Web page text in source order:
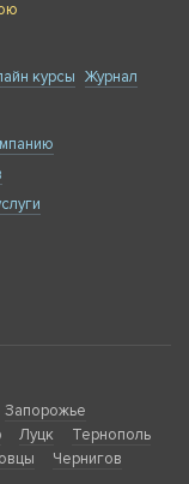
курсы Журнал
Запорожье
Луцк
Тернополь
Чернигов